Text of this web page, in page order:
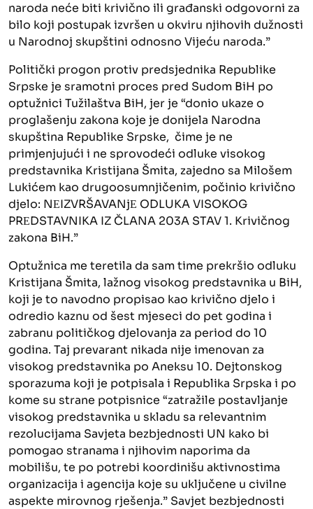
naroda neće biti krivično ili građanski odgovorni za
bilo koji postupak izvršen u okviru njihovih dužnosti
u Narodnoj skupštini odnosno Vijeću naroda.”
Politički progon protiv predsjednika Republike
Srpske je sramotni proces pred Sudom BiH po
optužnici Tužilaštva BiH, jer je “donio ukaze o
proglašenju zakona koje je donijela Narodna
skupština Republike Srpske, čime je ne
primjenjujući i ne sprovodeći odluke visokog
predstavnika Kristijana Šmita, zajedno sa Milošem
Lukićem kao drugoosumnjičenim, počinio krivično
djelo: NЕIZVRŠAVANjЕ ODLUKA VISOKOG
PRЕDSTAVNIKA IZ ČLANA 203A STAV 1. Krivičnog
zakona BiH.”
Optužnica me teretila da sam time prekršio odluku
Kristijana Šmita, lažnog visokog predstavnika u BiH,
koji je to navodno propisao kao krivično djelo i
odredio kaznu od šest mjeseci do pet godina i
zabranu političkog djelovanja za period do 10
godina. Taj prevarant nikada nije imenovan za
visokog predstavnika po Aneksu 10. Dejtonskog
sporazuma koji je potpisala i Republika Srpska i po
kome su strane potpisnice “zatražile postavljanje
visokog predstavnika u skladu sa relevantnim
rezolucijama Savjeta bezbjednosti UN kako bi
pomogao stranama i njihovim naporima da
mobilišu, te po potrebi koordinišu aktivnostima
organizacija i agencija koje su uključene u civilne
aspekte mirovnog rješenja.” Savjet bezbjednosti